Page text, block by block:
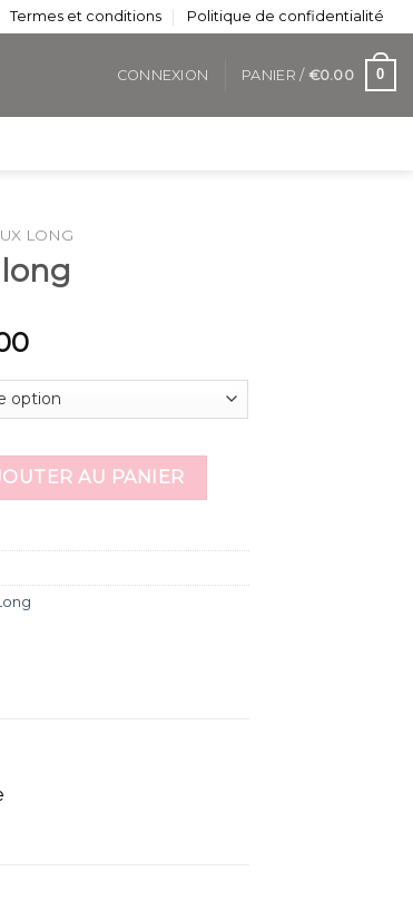
Termes et conditions Politique de confidentialité
CONNEXION PANIER / €0.00 0
LONG
long AU PANIER